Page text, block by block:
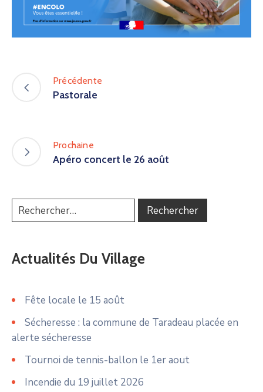
Précédente
Pastorale
Prochaine
Apéro concert le 26 août
Actualités Du Village
Fête locale le 15 août
Sécheresse : la commune de Taradeau placée en
alerte sécheresse
Tournoi de tennis-ballon le 1er aout
Incendie du 19 juillet 2026